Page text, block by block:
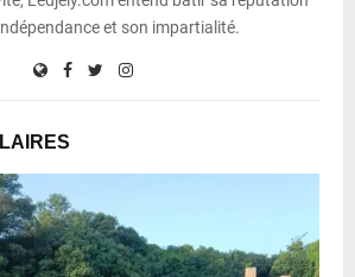
et son impartialité.